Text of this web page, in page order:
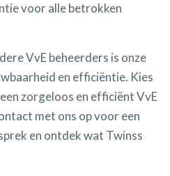
voor alle betrokken
VvE beheerders is onze
en efficiëntie. Kies
zorgeloos en efficiënt VvE
met ons op voor een
en ontdek wat Twinss